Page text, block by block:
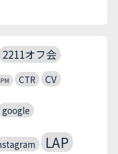
2211オフ会
CTR CV
google
LAP